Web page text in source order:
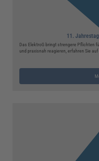
11.
Das ElektroG bringt strengere Pflichten
und praxisnah reagieren, erfahren Sie auf